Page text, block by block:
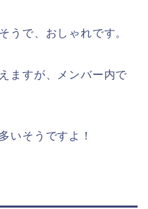
うで、おしゃれです。
ますが、メンバー内で
いそうですよ！